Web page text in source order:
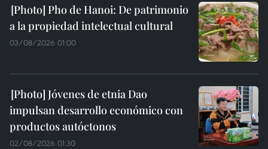
Pho de Hanoi: De patrimonio
a la propiedad intelectual cultural
03/08/2026 01:00
Jóvenes de etnia Dao
impulsan desarrollo económico con
productos autóctonos
02/08/2026 01:30